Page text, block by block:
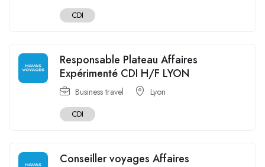
CDI
Responsable Plateau Affaires
Expérimenté CDI H/F LYON
Business travel Lyon
CDI
Conseiller voyages Affaires